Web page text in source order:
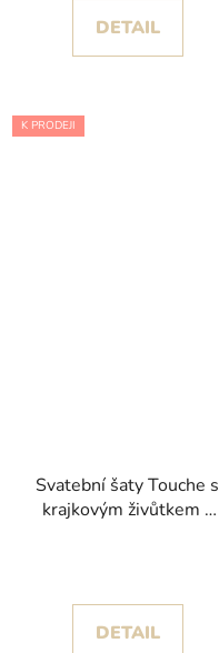
DETAIL
K PRODEJI
Svatební šaty Touche s
krajkovým živůtkem a
DETAIL